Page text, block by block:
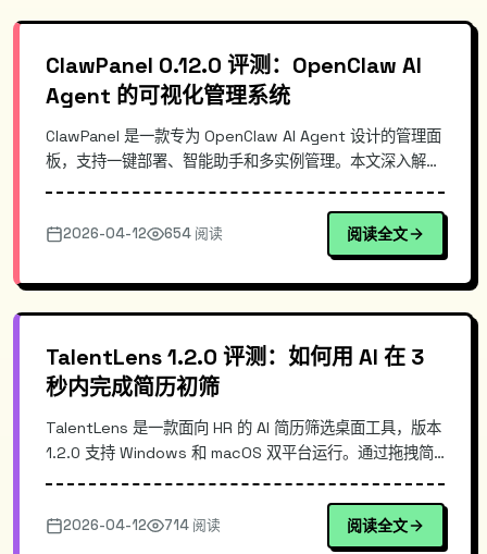
ClawPanel 0.12.0 评测：OpenClaw AI
Agent 的可视化管理系统
ClawPanel 是一款专为 OpenClaw AI Agent 设计的管理面
板，支持一键部署、智能助手和多实例管理。本文深入解析
理的不足，展示如何通过可视化界面提升 AI Agent 的运维
效率。
2026-04-12 654 阅读 阅读全文
TalentLens 1.2.0 评测：如何用 AI 在 3
秒内完成简历初筛
TalentLens 是一款面向 HR 的 AI 简历筛选桌面工具，版本
1.2.0 支持 Windows 和 macOS 双平台运行。通过拖拽简
序，帮助 HR 从繁琐的初筛工作中解放出来。本文深入解析
其技术实现原理与核心功能。
2026-04-12 714 阅读 阅读全文